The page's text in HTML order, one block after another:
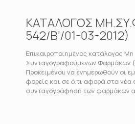
ΚΑΤΑΛΟΓΟΣ
542/Β’/01-03-2012)
Επικαιροποιημένος κατάλογος Μη
Συνταγογραφούμενων Φαρμάκων
Προκειμένου να ενημερωθούν οι
φορείς και σε ό,τι αφορά στα
συνταγογράφηση των φαρμάκων